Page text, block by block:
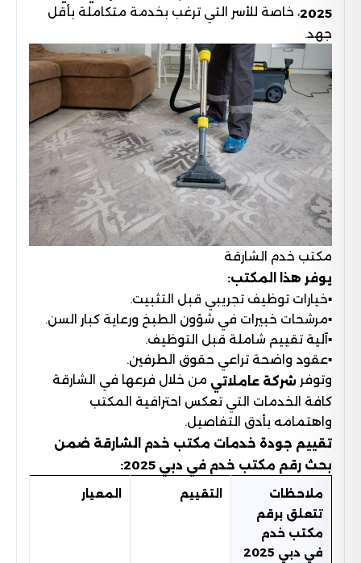
2025، خاصة للأسر التي ترغب بخدمة متكاملة بأقل
جهد.
مكتب خدم الشارقة
يوفر هذا المكتب:
▪︎خيارات توظيف تجريبي قبل التثبيت.
▪︎مرشحات خبيرات في شؤون الطبخ ورعاية كبار السن.
▪︎آلية تقييم شاملة قبل التوظيف.
▪︎عقود واضحة تراعي حقوق الطرفين.
وتوفر شركة عاملاتي من خلال فرعها في الشارقة
كافة الخدمات التي تعكس احترافية المكتب
واهتمامه بأدق التفاصيل.
تقييم جودة خدمات مكتب خدم الشارقة ضمن
بحث رقم مكتب خدم في دبي 2025:
ملاحظات
تتعلق برقم
مكتب خدم
في دبي 2025
التقييم المعيار